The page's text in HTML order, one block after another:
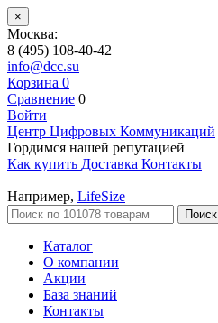
×
Москва:
8 (495) 108-40-42
info@dcc.su
Корзина 0
Сравнение 0
Войти
Центр Цифровых Коммуникаций
Гордимся нашей репутацией
Как купить Доставка Контакты
Например, LifeSize
Поиск
Каталог
О компании
Акции
База знаний
Контакты